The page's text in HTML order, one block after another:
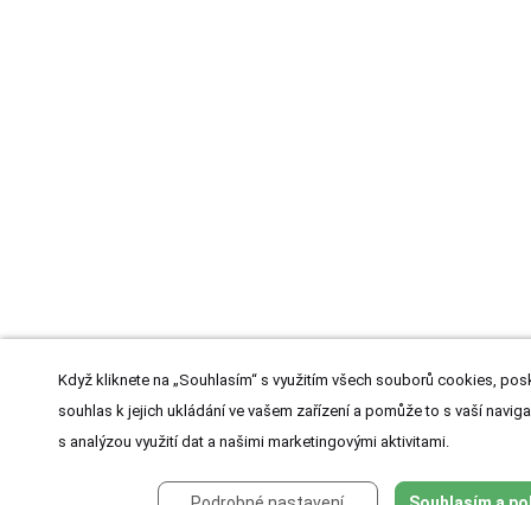
Když kliknete na „Souhlasím“ s využitím všech souborů cookies,
souhlas k jejich ukládání ve vašem zařízení a pomůže to s vaší
s analýzou využití dat a našimi marketingovými aktivitami.